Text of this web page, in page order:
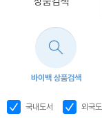
바이백 상품검색
국내도서 외국